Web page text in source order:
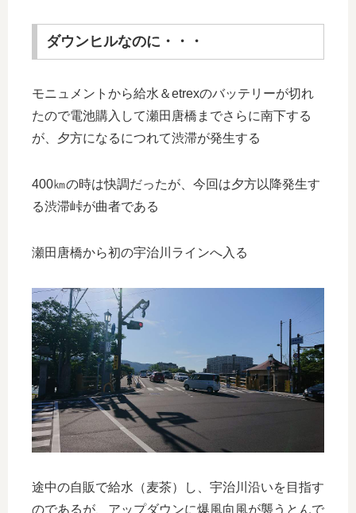
ダウンヒルなのに・・・
モニュメントから給水＆etrexのバッテリーが切れ
たので電池購入して瀬田唐橋までさらに南下する
が、夕方になるにつれて渋滞が発生する
400㎞の時は快調だったが、今回は夕方以降発生す
る渋滞峠が曲者である
瀬田唐橋から初の宇治川ラインへ入る
途中の自販で給水（麦茶）し、宇治川沿いを目指す
のであるが、アップダウンに爆風向風が襲うとんで